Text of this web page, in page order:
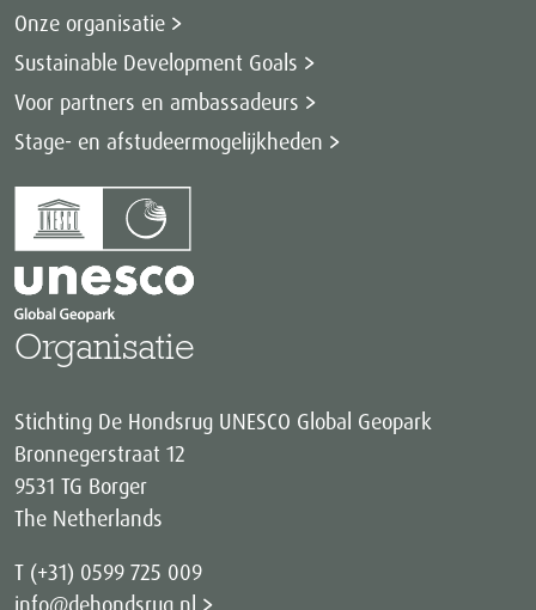
Onze organisatie
Sustainable Development Goals
Voor partners en ambassadeurs
Stage- en afstudeermogelijkheden
Organisatie
Stichting De Hondsrug UNESCO Global Geopark
Bronnegerstraat 12
9531 TG Borger
The Netherlands
T (+31) 0599 725 009
info@dehondsrug.nl